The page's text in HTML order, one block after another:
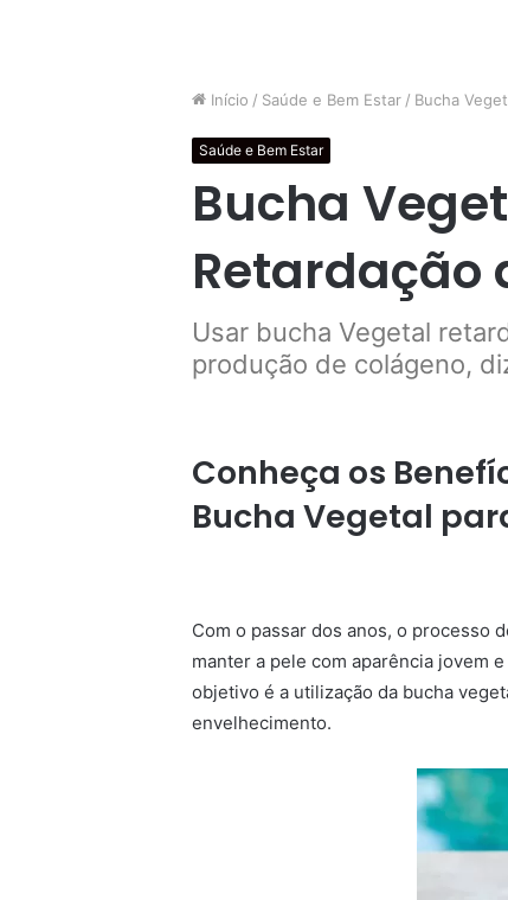
Início / Saúde e Bem Estar / Bucha
Saúde e Bem Estar
Bucha
Retardação
Usar bucha Vegetal
produção de colágeno,
Conheça os
Bucha Vegetal
Com o passar dos anos, o processo
manter a pele com aparência jovem
objetivo é a utilização da bucha
envelhecimento.